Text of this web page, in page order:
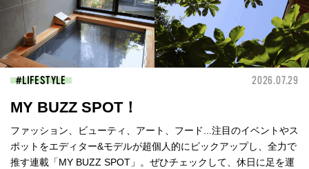
LIFESTYLE 2026.07.29
MY BUZZ SPOT！
ファッション、ビューティ、アート、フード...注目のイベントやス
ポットをエディター&モデルが超個人的にピックアップし、全力で
推す連載「MY BUZZ SPOT」。ぜひチェックして、休日に足を運